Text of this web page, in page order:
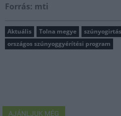
Forrás: mti
Aktuális Tolna megye
szúnyogirtás
országos szúnyoggyérítési program
AJÁNLJUK MÉG